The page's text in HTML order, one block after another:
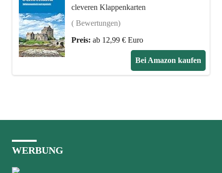
cleveren Klappenkarten
( Bewertungen)
Preis: ab 12,99 € Euro
Bei Amazon kaufen
WERBUNG